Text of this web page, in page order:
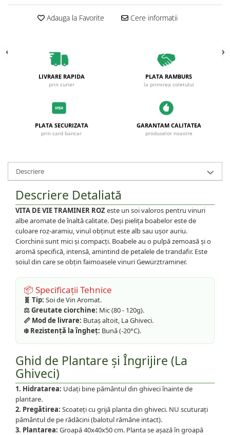
Adauga la Favorite Cere informatii
LIVRARE RAPIDA
prin curier
PLATA RAMBURS
la primirea coletului
PLATA SECURIZATA
prin card bancar
GARANTAM CALITATEA
produselor noastre
Descriere
Descriere Detaliată
VITA DE VIE TRAMINER ROZeste un soi valoros pentru vinuri
albe aromate de înaltă calitate. Deși pielița boabelor este de
culoare roz-aramiu, vinul obținut este alb sau ușor auriu.
Ciorchinii sunt mici și compacți. Boabele au o pulpă zemoasă și o
aromă specifică, intensă, amintind de petalele de trandafir. Este
soiul din care se obțin faimoasele vinuri Gewürztraminer.
📦 Specificații Tehnice
🧬 Tip: Soi de Vin Aromat.
⚖️ Greutate ciorchine: Mic (80 - 120g).
📏 Mod de livrare: Butaș altoit, La Ghiveci.
❄️ Rezistență la îngheț: Bună (-20°C).
Ghid de Plantare și Îngrijire (La
Ghiveci)
1. Hidratarea: Udați bine pământul din ghiveci înainte de
plantare.
2. Pregătirea: Scoateți cu grijă planta din ghiveci. NU scuturați
pământul de pe rădăcini (balotul rămâne intact).
3. Plantarea: Groapă 40x40x50 cm. Planta se așază în groapă